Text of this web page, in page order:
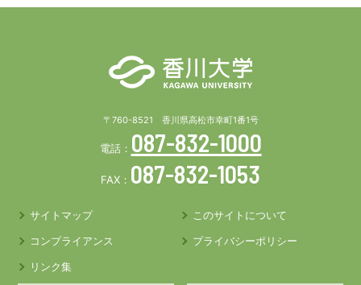
〒760-8521 香川県高松市幸町1番1号
電話： 087-832-1000
FAX： 087-832-1053
サイトマップ
このサイトについて
コンプライアンス
プライバシーポリシー
リンク集